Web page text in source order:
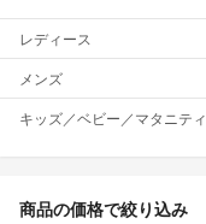
レディース
メンズ
キッズ／ベビー／マタニティ
商品の価格で絞り込み